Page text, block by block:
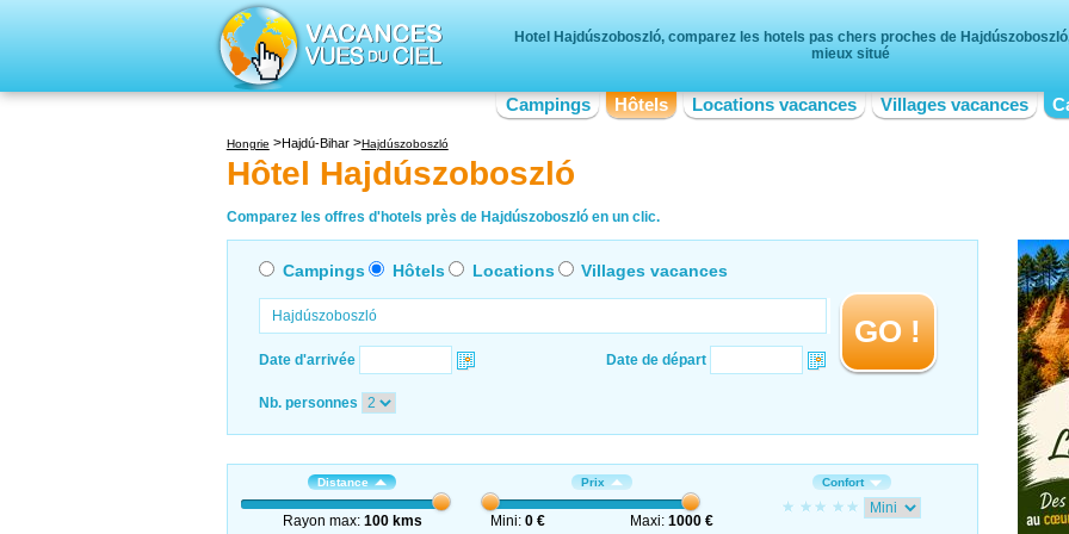
Hotel Hajdúszoboszló, comparez les hotels pas chers proches de
mieux situé
Campings Hôtels Locations vacances Villages vacances
Hongrie Hajdú-Bihar Hajdúszoboszló
Hôtel Hajdúszoboszló
Comparez les offres d'hotels près de Hajdúszoboszló en un clic.
Campings Hôtels Locations Villages vacances
Date d'arrivée Date de départ
GO !
Nb. personnes
Distance
Rayon max: 100 kms
Prix
Mini:0 € Maxi: 1000 €
Confort